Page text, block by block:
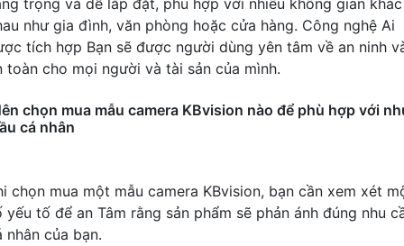
trọng và dễ lắp đặt, phù hợp với nhiều không gian khác
như gia đình, văn phòng hoặc cửa hàng. Công nghệ Ai
tích hợp Bạn sẽ được người dùng yên tâm về an ninh
toàn cho mọi người và tài sản của mình.
chọn mua mẫu camera KBvision nào để phù hợp với
cá nhân
chọn mua một mẫu camera KBvision, bạn cần xem xét
yếu tố để an Tâm rằng sản phẩm sẽ phản ánh đúng nhu
nhân của bạn.